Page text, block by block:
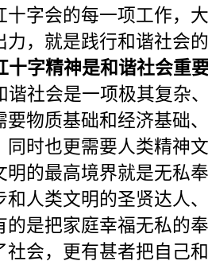
十字会的每一项工作，
力，就是践行和谐社会
字精神是和谐社会重
社会是一项极其复杂
要物质基础和经济基础
同时也更需要人类精神
明的最高境界就是无私
和人类文明的圣贤达人
的是把家庭幸福无私的
社会，更有甚者把自己